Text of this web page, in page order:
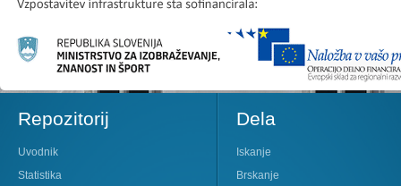
Repozitorij
Uvodnik
Statistika
Dela
Iskanje
Brskanje